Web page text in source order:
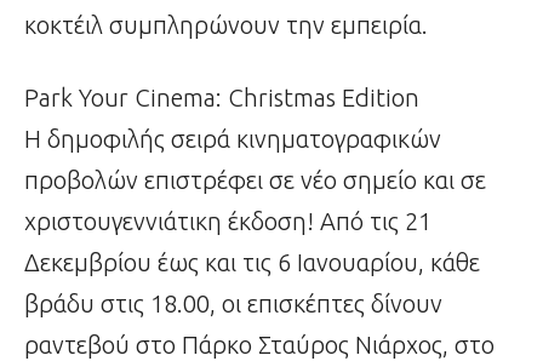
κοκτέιλ συμπληρώνουν την εμπειρία.
Park Your Cinema: Christmas Edition
Η δημοφιλής σειρά κινηματογραφικών
προβολών επιστρέφει σε νέο σημείο και σε
χριστουγεννιάτικη έκδοση! Από τις 21
Δεκεμβρίου έως και τις 6 Ιανουαρίου, κάθε
βράδυ στις 18.00, οι επισκέπτες δίνουν
ραντεβού στο Πάρκο Σταύρος Νιάρχος, στο